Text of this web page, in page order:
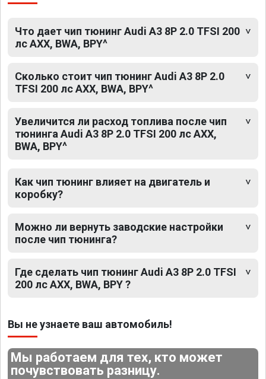
Что дает чип тюнинг Audi A3 8P 2.0 TFSI 200
лс AXX, BWA, BPY^
Сколько стоит чип тюнинг Audi A3 8P 2.0
TFSI 200 лс AXX, BWA, BPY^
Увеличится ли расход топлива после чип
тюнинга Audi A3 8P 2.0 TFSI 200 лс AXX,
BWA, BPY^
Как чип тюнинг влияет на двигатель и
коробку?
Можно ли вернуть заводские настройки
после чип тюнинга?
Где сделать чип тюнинг Audi A3 8P 2.0 TFSI
200 лс AXX, BWA, BPY ?
Вы не узнаете ваш автомобиль!
Мы работаем для тех, кто может
почувствовать разницу.